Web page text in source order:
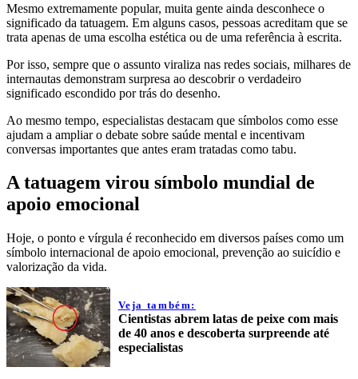
Mesmo extremamente popular, muita gente ainda desconhece o
significado da tatuagem. Em alguns casos, pessoas acreditam que se
trata apenas de uma escolha estética ou de uma referência à escrita.
Por isso, sempre que o assunto viraliza nas redes sociais, milhares de
internautas demonstram surpresa ao descobrir o verdadeiro
significado escondido por trás do desenho.
Ao mesmo tempo, especialistas destacam que símbolos como esse
ajudam a ampliar o debate sobre saúde mental e incentivam
conversas importantes que antes eram tratadas como tabu.
A tatuagem virou símbolo mundial de
apoio emocional
Hoje, o ponto e vírgula é reconhecido em diversos países como um
símbolo internacional de apoio emocional, prevenção ao suicídio e
valorização da vida.
Veja também:
Cientistas abrem latas de peixe com mais
de 40 anos e descoberta surpreende até
especialistas